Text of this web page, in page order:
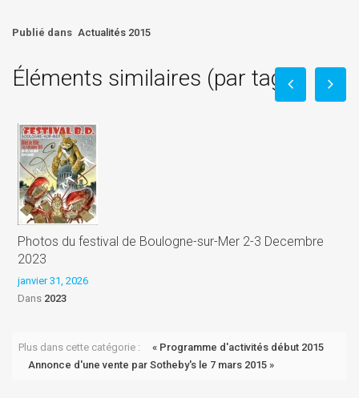
Publié dans Actualités 2015
Éléments similaires (par tag)
Photos du festival de Boulogne-sur-Mer 2-3 Decembre
2023
janvier 31, 2026
Dans 2023
Plus dans cette catégorie :
« Programme d'activités début 2015
Annonce d'une vente par Sotheby's le 7 mars 2015 »